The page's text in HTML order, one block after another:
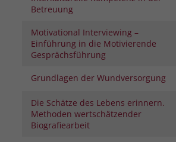
Betreuung
Motivational Interviewing –
Einführung in die Motivierende
Gesprächsführung
Grundlagen der Wundversorgung
Die Schätze des Lebens erinnern.
Methoden wertschätzender
Biografiearbeit